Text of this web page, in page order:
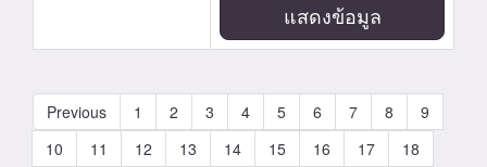
แสดงข้อมูล
Previous 1 2 3 4 5 6 7 8
9
10
11 12 13 14 15 16 17
18